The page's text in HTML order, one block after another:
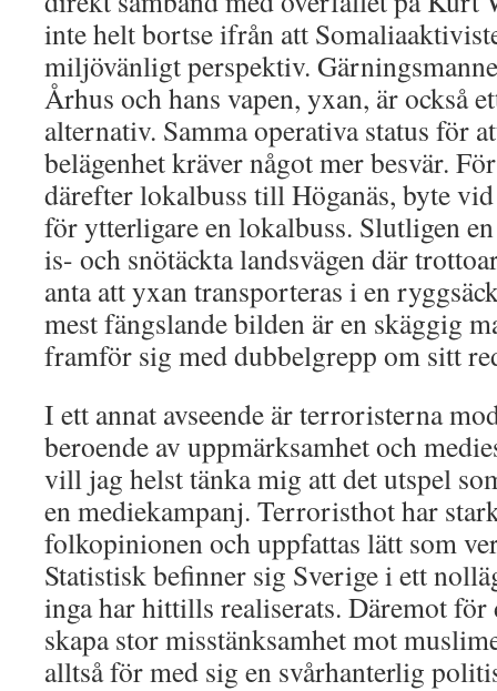
inte helt bortse ifrån att
miljövänligt perspektiv.
Århus och hans vapen, yxan, är också
alternativ. Samma operativa status för
belägenhet kräver något mer besvär.
därefter lokalbuss till Höganäs, byte
för ytterligare en lokalbuss. Slutligen
is- och snötäckta landsvägen där
anta att yxan transporteras i en
mest fängslande bilden är en skäggig
framför sig med dubbelgrepp om sitt
I ett annat avseende är terroristerna
beroende av uppmärksamhet och
vill jag helst tänka mig att det utspel
en mediekampanj. Terroristhot har
folkopinionen och uppfattas lätt som
Statistisk befinner sig Sverige i ett
inga har hittills realiserats. Däremot för
skapa stor misstänksamhet mot
alltså för med sig en svårhanterlig